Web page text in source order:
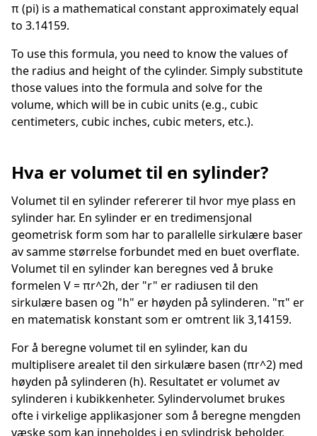
π (pi) is a mathematical constant approximately equal
to 3.14159.
To use this formula, you need to know the values of
the radius and height of the cylinder. Simply substitute
those values into the formula and solve for the
volume, which will be in cubic units (e.g., cubic
centimeters, cubic inches, cubic meters, etc.).
Hva er volumet til en sylinder?
Volumet til en sylinder refererer til hvor mye plass en
sylinder har. En sylinder er en tredimensjonal
geometrisk form som har to parallelle sirkulære baser
av samme størrelse forbundet med en buet overflate.
Volumet til en sylinder kan beregnes ved å bruke
formelen V = πr^2h, der "r" er radiusen til den
sirkulære basen og "h" er høyden på sylinderen. "π" er
en matematisk konstant som er omtrent lik 3,14159.
For å beregne volumet til en sylinder, kan du
multiplisere arealet til den sirkulære basen (πr^2) med
høyden på sylinderen (h). Resultatet er volumet av
sylinderen i kubikkenheter. Sylindervolumet brukes
ofte i virkelige applikasjoner som å beregne mengden
væske som kan inneholdes i en sylindrisk beholder,